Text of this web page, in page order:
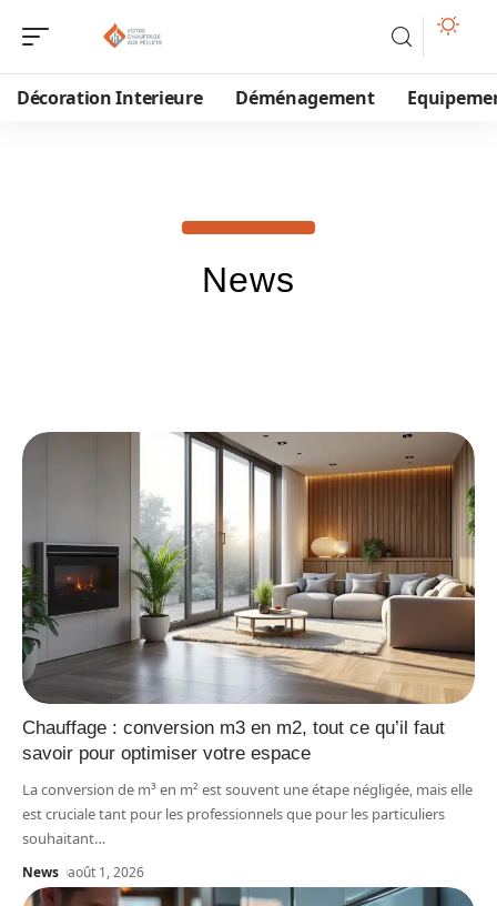
Décoration Interieure Déménagement
News
Chauffage : conversion m3 en m2, tout ce qu’il faut
savoir pour optimiser votre espace
La conversion de m³ en m² est souvent une étape négligée, mais elle
est cruciale tant pour les professionnels que pour les particuliers
souhaitant…
News août 1, 2026